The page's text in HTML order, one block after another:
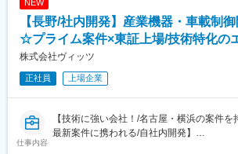
【製品について】
ライフルスコープは、強い衝撃に耐えうる
瞬で捉える機構など、精度の高い設計が求
製品は、価格勝負ではなく質にこだわり続
客様からの信頼を獲得し、国内シェア7割
【ポジションの魅力】
NEW
【長野/社内開発】産業機器・車載制
☆プライム案件×東証上場/技術特化の
株式会社ヴィッツ
正社員 上場企業
仕事内容
【技術に強い会社！/名古屋・横浜の案件を
最新案件に携われる/自社内開発】